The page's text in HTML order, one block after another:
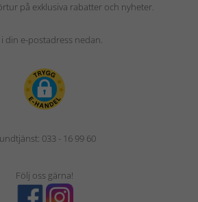
på exklusiva rabatter och nyheter.
i din e-postadress nedan.
033 - 16 99 60
Följ oss gärna!